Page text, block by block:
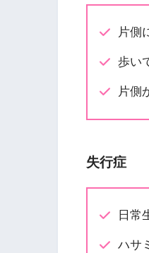
片側
歩い
片側
失行症
日常
ハサ